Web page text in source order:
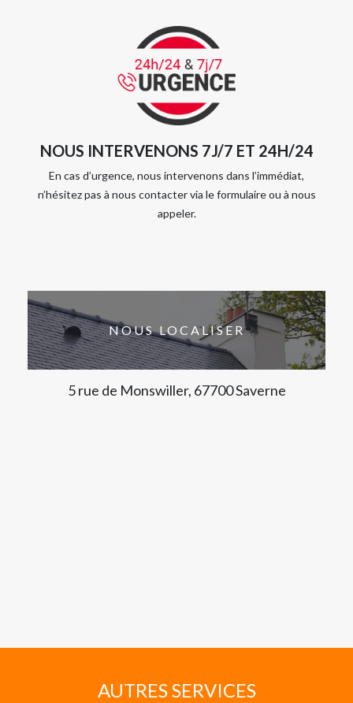
NOUS INTERVENONS 7J/7 ET 24H/24
En cas d’urgence, nous intervenons dans l’immédiat,
n’hésitez pas à nous contacter via le formulaire ou à nous
appeler.
NOUS LOCALISER
5 rue de Monswiller, 67700 Saverne
AUTRES SERVICES